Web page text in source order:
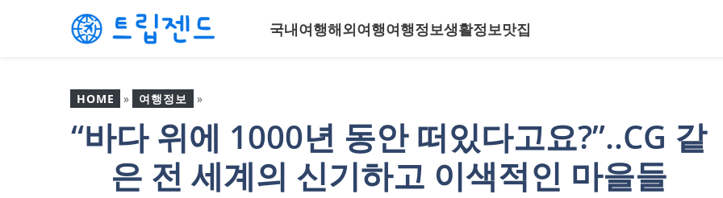
국내여행해외여행여행정보생활정보맛집
HOME » 여행정보 »
“바다 위에 1000년 동안 떠
있다고요?”..CG 같은 전 세
계의 신기하고 이색적인
“바다 위에 1000년 동안 떠있다고요?”..CG 같
은 전 세계의 신기하고 이색적인 마을들